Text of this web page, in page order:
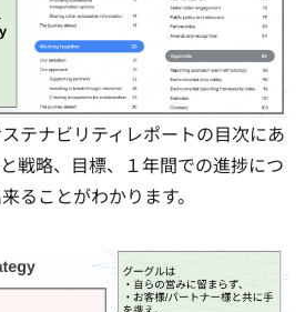
テナビリティレポートの目次にあ
戦略、目標、１年間での進捗につ
ることがわかります。